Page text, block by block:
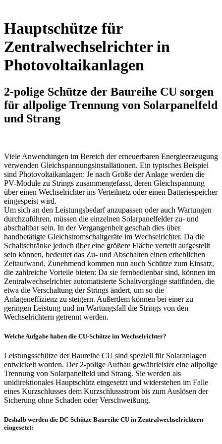
Hauptschütze für
Zentralwechselrichter in
Photovoltaikanlagen
2-polige Schütze der Baureihe CU sorgen
für allpolige Trennung von Solarpanelfeld
und Strang
Viele Anwendungen im Bereich der erneuerbaren Energieerzeugung
verwenden Gleichspannungsinstallationen. Ein typisches Beispiel
sind Photovoltaikanlagen: Je nach Größe der Anlage werden die
PV-Module zu Strings zusammengefasst, deren Gleichspannung
über einen Wechselrichter ins Verteilnetz oder einen Batteriespeicher
eingespeist wird.
Um sich an den Leistungsbedarf anzupassen oder auch Wartungen
durchzuführen, müssen die einzelnen Solarpanelfelder zu- und
abschaltbar sein. In der Vergangenheit geschah dies über
handbetätigte Gleichstromschaltgeräte im Wechselrichter. Da die
Schaltschränke jedoch über eine größere Fläche verteilt aufgestellt
sein können, bedeutet das Zu- und Abschalten einen erheblichen
Zeitaufwand. Zunehmend kommen nun auch Schütze zum Einsatz,
die zahlreiche Vorteile bieten: Da sie fernbedienbar sind, können im
Zentralwechselrichter automatisierte Schaltvorgänge stattfinden, die
etwa die Verschaltung der Strings ändert, um so die
Anlageneffizienz zu steigern. Außerdem können bei einer zu
geringen Leistung und im Wartungsfall die Strings von den
Wechselrichtern getrennt werden.
Welche Aufgabe haben die CU-Schütze im Wechselrichter?
Leistungsschütze der Baureihe CU sind speziell für Solaranlagen
entwickelt worden. Der 2-polige Aufbau gewährleistet eine allpolige
Trennung von Solarpanelfeld und Strang. Sie werden als
unidirektionales Hauptschütz eingesetzt und widerstehen im Falle
eines Kurzschlusses dem Kurzschlussstrom bis zum Auslösen der
Sicherung ohne Schaden oder Verschweißung.
Deshalb werden die DC-Schütze Baureihe CU in Zentralwechselrichtern
eingesetzt: